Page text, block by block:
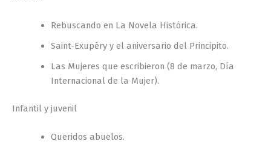
Rebuscando en La Novela Histórica.
Saint-Exupéry y el aniversario del Principito.
Las Mujeres que escribieron (8 de marzo, Día
Internacional de la Mujer).
Infantil y juvenil
Queridos abuelos.